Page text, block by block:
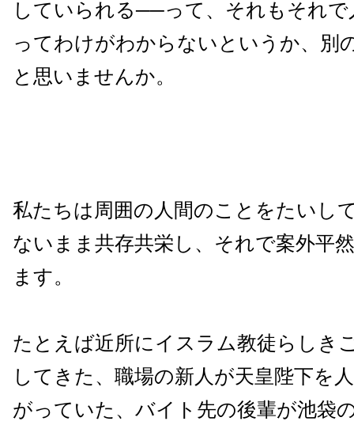
していられる──って、それもそれで
ってわけがわからないというか、別
と思いませんか。
私たちは周囲の人間のことをたいし
ないまま共存共栄し、それで案外平
ます。
たとえば近所にイスラム教徒らしき
してきた、職場の新人が天皇陛下を
がっていた、バイト先の後輩が池袋